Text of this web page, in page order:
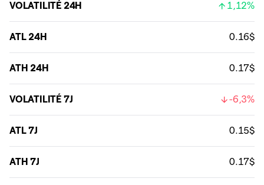
VOLATILITÉ 24H 1,12%
ATL 24H 0.16$
ATH 24H 0.17$
VOLATILITÉ 7J -6,3%
ATL 7J 0.15$
ATH 7J 0.17$